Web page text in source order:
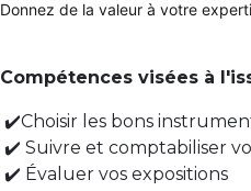
Donnez de la valeur à votre
Compétences visées à
✔️Choisir les bons
✔️ Suivre et comptabiliser
✔️ Évaluer vos expositions